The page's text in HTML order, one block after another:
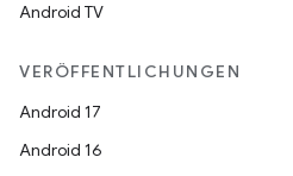
Android TV
VERÖFFENTLICHUNGEN
Android 17
Android 16